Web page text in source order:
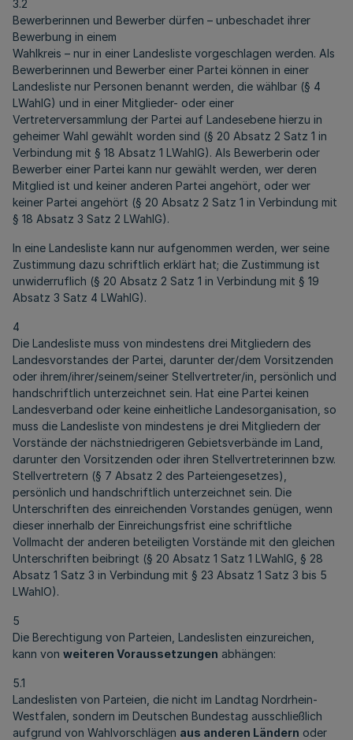
3.2
Bewerberinnen und Bewerber dürfen – unbeschadet ihrer
Bewerbung in einem
Wahlkreis – nur in einer Landesliste vorgeschlagen werden. Als
Bewerberinnen und Bewerber einer Partei können in einer
Landesliste nur Personen benannt werden, die wählbar (§ 4
LWahlG) und in einer Mitglieder- oder einer
Vertreterversammlung der Partei auf Landesebene hierzu in
geheimer Wahl gewählt worden sind (§ 20 Absatz 2 Satz 1 in
Verbindung mit § 18 Absatz 1 LWahlG). Als Bewerberin oder
Bewerber einer Partei kann nur gewählt werden, wer deren
Mitglied ist und keiner anderen Partei angehört, oder wer
keiner Partei angehört (§ 20 Absatz 2 Satz 1 in Verbindung mit
§ 18 Absatz 3 Satz 2 LWahlG).
In eine Landesliste kann nur aufgenommen werden, wer seine
Zustimmung dazu schriftlich erklärt hat; die Zustimmung ist
unwiderruflich (§ 20 Absatz 2 Satz 1 in Verbindung mit § 19
Absatz 3 Satz 4 LWahlG).
4
Die Landesliste muss von mindestens drei Mitgliedern des
Landesvorstandes der Partei, darunter der/dem Vorsitzenden
oder ihrem/ihrer/seinem/seiner Stellvertreter/in, persönlich und
handschriftlich unterzeichnet sein. Hat eine Partei keinen
Landesverband oder keine einheitliche Landesorganisation, so
muss die Landesliste von mindestens je drei Mitgliedern der
Vorstände der nächstniedrigeren Gebietsverbände im Land,
darunter den Vorsitzenden oder ihren Stellvertreterinnen bzw.
Stellvertretern (§ 7 Absatz 2 des Parteiengesetzes),
persönlich und handschriftlich unterzeichnet sein. Die
Unterschriften des einreichenden Vorstandes genügen, wenn
dieser innerhalb der Einreichungsfrist eine schriftliche
Vollmacht der anderen beteiligten Vorstände mit den gleichen
Unterschriften beibringt (§ 20 Absatz 1 Satz 1 LWahlG, § 28
Absatz 1 Satz 3 in Verbindung mit § 23 Absatz 1 Satz 3 bis 5
LWahlO).
5
Die Berechtigung von Parteien, Landeslisten einzureichen,
kann von weiteren Voraussetzungen abhängen:
5.1
Landeslisten von Parteien, die nicht im Landtag Nordrhein-
Westfalen, sondern im Deutschen Bundestag ausschließlich
aufgrund von Wahlvorschlägen aus anderen Ländern oder